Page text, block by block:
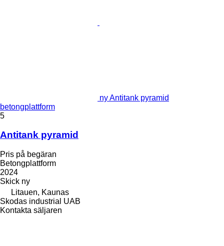
ny Antitank pyramid
betongplattform
5
Antitank pyramid
Pris på begäran
Betongplattform
2024
Skick ny
Litauen, Kaunas
Skodas industrial UAB
Kontakta säljaren